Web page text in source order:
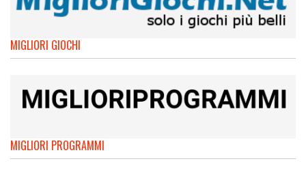
MIGLIORI GIOCHI
MIGLIORI PROGRAMMI